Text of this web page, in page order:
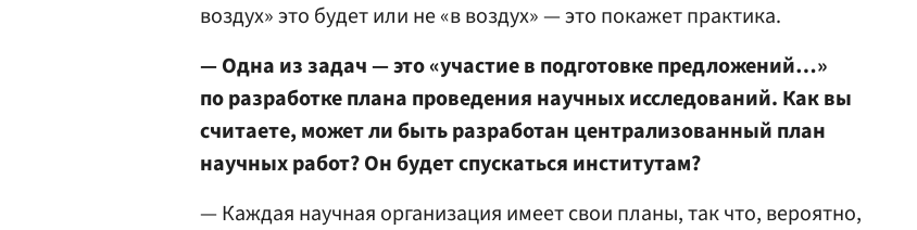
воздух» это будет или не «в воздух» — это покажет практика.
— Одна из задач — это «участие в подготовке предложений…»
по разработке плана проведения научных исследований. Как вы
считаете, может ли быть разработан централизованный план
научных работ? Он будет спускаться институтам?
— Каждая научная организация имеет свои планы, так что, вероятно,